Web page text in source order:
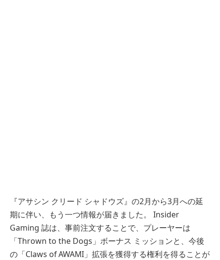
『アサシン クリード シャドウズ』の2月から3月への延
期に伴い、もう一つ情報が届きました。 Insider
Gaming 誌は、事前注文することで、プレーヤーは
「Thrown to the Dogs」ボーナス ミッションと、今後
の「Claws of AWAMI」拡張を獲得する権利を得ることが